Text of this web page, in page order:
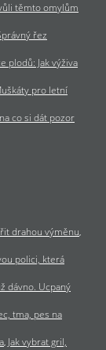
těmto omylům
řez
plodů: Jak výživa
pro letní
co si dát pozor
drahou výměnu
polici, která
dávno. Ucpaný
tma, pes na
Jak vybrat gril,